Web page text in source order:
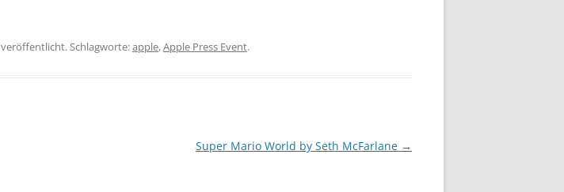
veröffentlicht. Schlagworte:apple,Apple Press Event.
Super Mario World by Seth McFarlane →